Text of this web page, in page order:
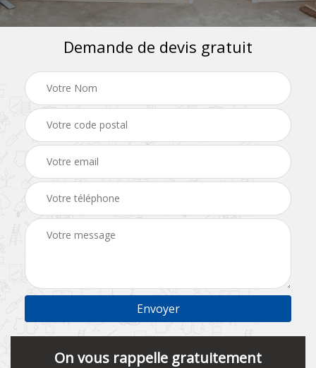
Demande de devis gratuit
On vous rappelle gratuitement